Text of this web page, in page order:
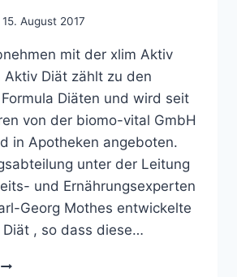
15. August 2017
mit der xlim Aktiv
Aktiv Diät zählt zu den
Diäten und wird seit
von der biomo-vital GmbH
in Apotheken angeboten.
unter der Leitung
und Ernährungsexperten
Georg Mothes entwickelte
, so dass diese…
XLIM